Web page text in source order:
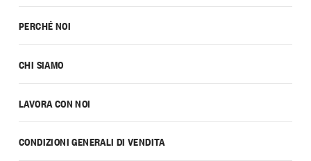
PERCHÉ NOI
CHI SIAMO
LAVORA CON NOI
CONDIZIONI GENERALI DI VENDITA